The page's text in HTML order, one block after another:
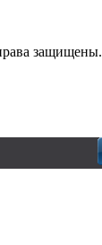
защищены.